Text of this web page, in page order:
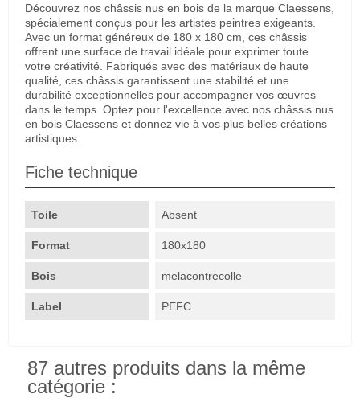
Découvrez nos châssis nus en bois de la marque Claessens,
spécialement conçus pour les artistes peintres exigeants.
Avec un format généreux de 180 x 180 cm, ces châssis
offrent une surface de travail idéale pour exprimer toute
votre créativité. Fabriqués avec des matériaux de haute
qualité, ces châssis garantissent une stabilité et une
durabilité exceptionnelles pour accompagner vos œuvres
dans le temps. Optez pour l'excellence avec nos châssis nus
en bois Claessens et donnez vie à vos plus belles créations
artistiques.
Fiche technique
Toile Absent
Format 180x180
Bois melacontrecolle
Label PEFC
87 autres produits dans la même
catégorie :